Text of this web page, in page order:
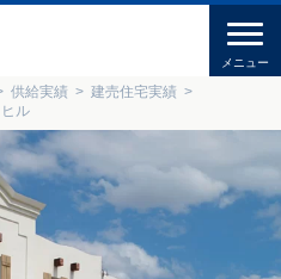
供給実績
建売住宅実績
ル